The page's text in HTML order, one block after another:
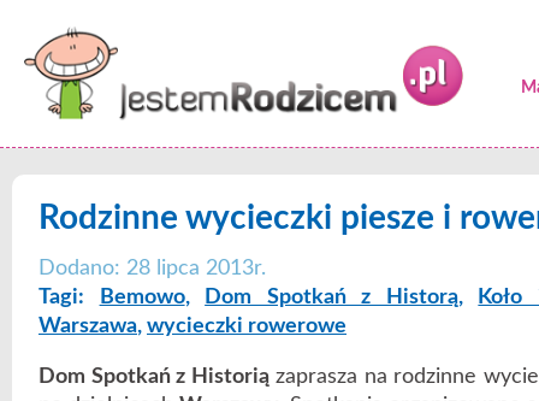
Rodzinne wycieczki piesze i
Dodano: 28 lipca 2013r.
Tagi:
Bemowo, Dom Spotkań z Historą,
Warszawa, wycieczki rowerowe
Dom Spotkań z Historiązaprasza na rodzinne